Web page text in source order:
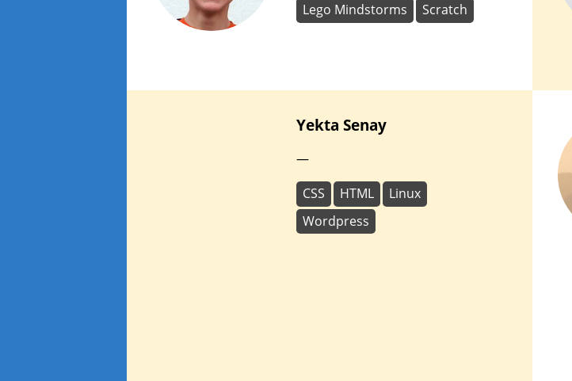
Lego Mindstorms Scratch
Yekta Senay
—
CSS HTML
Linux
Wordpress